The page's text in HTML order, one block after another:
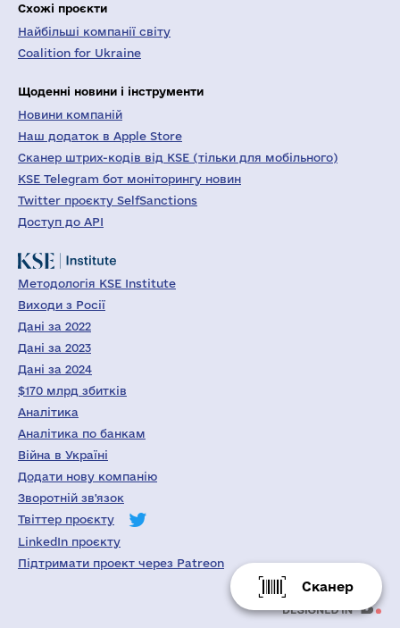
Сканер
Схожі проєкти
Найбільші компанії світу
Coalition for Ukraine
Щоденні новини і інструменти
Новини компаній
Наш додаток в Apple Store
Сканер штрих-кодів від KSE (тільки для мобільного)
KSE Telegram бот моніторингу новин
Twitter проєкту SelfSanctions
Доступ до API
Методологія KSE Institute
Виходи з Росії
Дані за 2022
Дані за 2023
Дані за 2024
$170 млрд збитків
Аналітика
Аналітика по банкам
Війна в Україні
Додати нову компанію
Зворотній зв'язок
Твіттер проєкту
LinkedIn проєкту
Підтримати проект через Patreon